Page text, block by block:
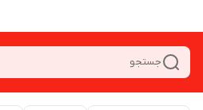
جستجو